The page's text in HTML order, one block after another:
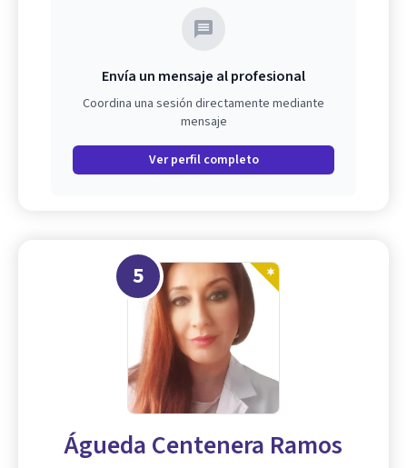
Envía un mensaje al profesional
Coordina una sesión directamente mediante
mensaje
Ver perfil completo
5
Águeda Centenera Ramos